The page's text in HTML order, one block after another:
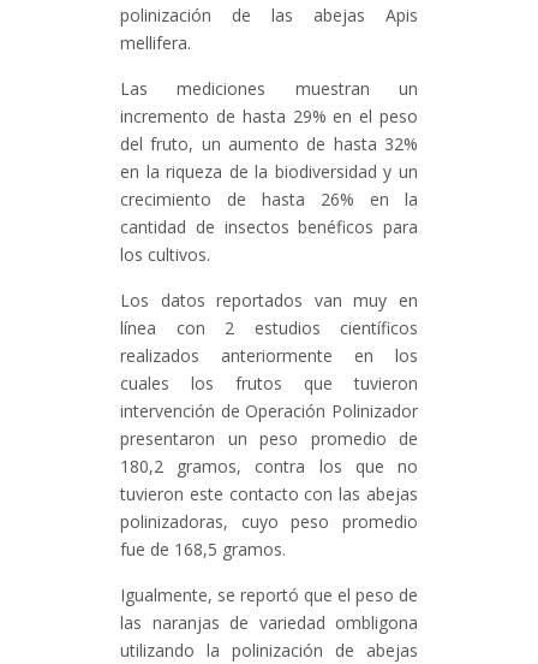
polinización de las abejas Apis
mellifera.
Las mediciones muestran un
incremento de hasta 29% en el peso
del fruto, un aumento de hasta 32%
en la riqueza de la biodiversidad y un
crecimiento de hasta 26% en la
cantidad de insectos benéficos para
los cultivos.
Los datos reportados van muy en
línea con 2 estudios científicos
realizados anteriormente en los
cuales los frutos que tuvieron
intervención de Operación Polinizador
presentaron un peso promedio de
180,2 gramos, contra los que no
tuvieron este contacto con las abejas
polinizadoras, cuyo peso promedio
fue de 168,5 gramos.
Igualmente, se reportó que el peso de
las naranjas de variedad ombligona
utilizando la polinización de abejas